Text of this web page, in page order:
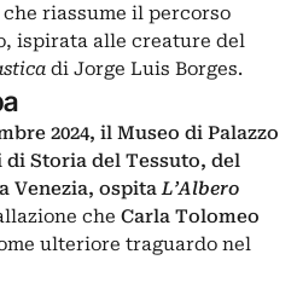
riassume il percorso
ispirata alle creature del
di Jorge Luis Borges.
2024, il Museo di Palazzo
Storia del Tessuto, del
Venezia, ospitaL’Albero
che Carla Tolomeo
ulteriore traguardo nel